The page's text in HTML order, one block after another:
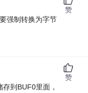
强制转换为字节
赞
到BUF0里面，
赞